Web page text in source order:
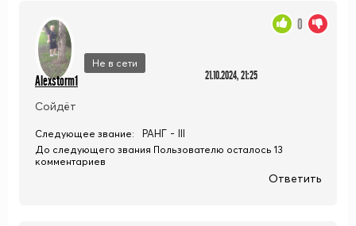
Не в сети
Alexstorm1 21.10.2024, 21:25
Сойдёт
0
Следующее звание: РАНГ - III
До следующего звания Пользователю осталось 13
комментариев
Ответить